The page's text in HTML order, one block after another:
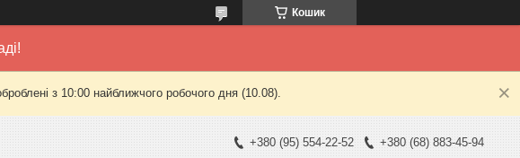
Кошик
з 10:00 найближчого робочого дня (10.08).
+380 (95) 554-22-52 +380 (68) 883-45-94